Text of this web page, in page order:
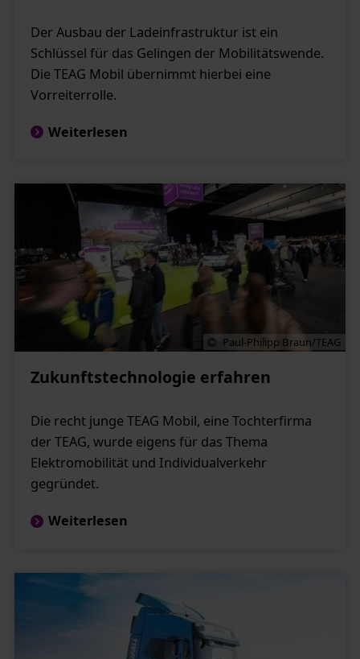
Der Ausbau der Ladeinfrastruktur ist ein
Schlüssel für das Gelingen der Mobilitätswende.
Die TEAG Mobil übernimmt hierbei eine
Vorreiterrolle.
Weiterlesen
Paul-Philipp Braun/TEAG
Zukunftstechnologie erfahren
Die recht junge TEAG Mobil, eine Tochterfirma
der TEAG, wurde eigens für das Thema
Elektromobilität und Individualverkehr
gegründet.
Weiterlesen